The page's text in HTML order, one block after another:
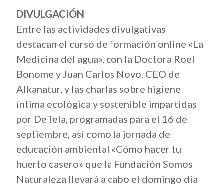
DIVULGACIÓN
Entre las actividades divulgativas
destacan el curso de formación online «La
Medicina del agua», con la Doctora Roel
Bonome y Juan Carlos Novo, CEO de
Alkanatur, y las charlas sobre higiene
íntima ecológica y sostenible impartidas
por DeTela, programadas para el 16 de
septiembre, así como la jornada de
educación ambiental «Cómo hacer tu
huerto casero» que la Fundación Somos
Naturaleza llevará a cabo el domingo día